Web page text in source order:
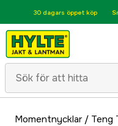
30 dagars öppet köp
Momentnycklar/ Teng